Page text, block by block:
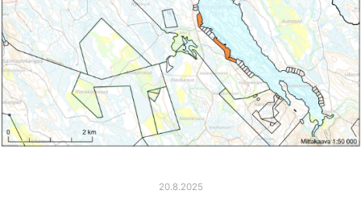
20.8.2025